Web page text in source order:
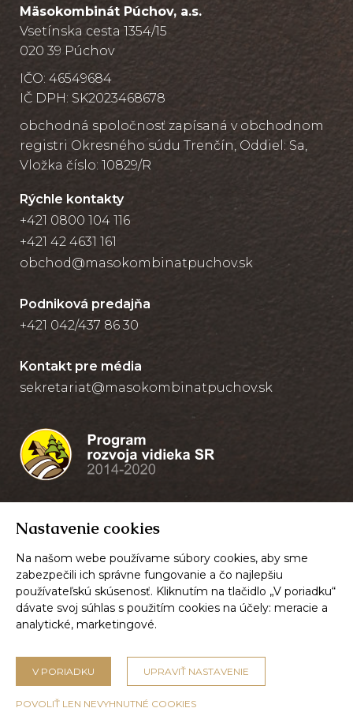
Nastavenie cookies
Na našom webe používame súbory cookies, aby sme
zabezpečili ich správne fungovanie a čo najlepšiu
používateľskú skúsenosť. Kliknutím na tlačidlo „V poriadku“
dávate svoj súhlas s použitím cookies na účely: meracie a
analytické, marketingové.
V PORIADKU UPRAVIŤ NASTAVENIE
POVOLIŤ LEN NEVYHNUTNÉ COOKIES
Mäsokombinát Púchov, a.s.
Vsetínska cesta 1354/15
020 39 Púchov
IČO: 46549684
IČ DPH: SK2023468678
obchodná spoločnosť zapísaná v obchodnom
registri Okresného súdu Trenčín, Oddiel: Sa,
Vložka číslo: 10829/R
Rýchle kontakty
+421 0800 104 116
+421 42 4631 161
obchod@masokombinatpuchov.sk
Podniková predajňa
+421 042/437 86 30
Kontakt pre média
sekretariat@masokombinatpuchov.sk
Nastavenie cookies